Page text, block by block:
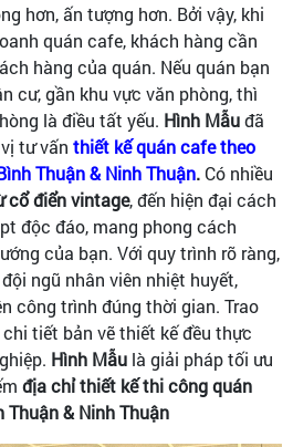
hơn, ấn tượng hơn. Bởi vậy, khi
quán cafe, khách hàng cần
hàng của quán. Nếu quán bạn
cư, gần khu vực văn phòng, thì
là điều tất yếu. Hình Mẫuđã
tư vấn thiết kế quán cafe theo
Thuận & Ninh Thuận. Có nhiều
cổ điển vintage, đến hiện đại cách
độc đáo, mang phong cách
của bạn. Với quy trình rõ ràng,
ngũ nhân viên nhiệt huyết,
công trình đúng thời gian. Trao
tiết bản vẽ thiết kế đều thực
Hình Mẫu là giải pháp tối ưu
địa chỉ thiết kế thi công quán
& Ninh Thuận